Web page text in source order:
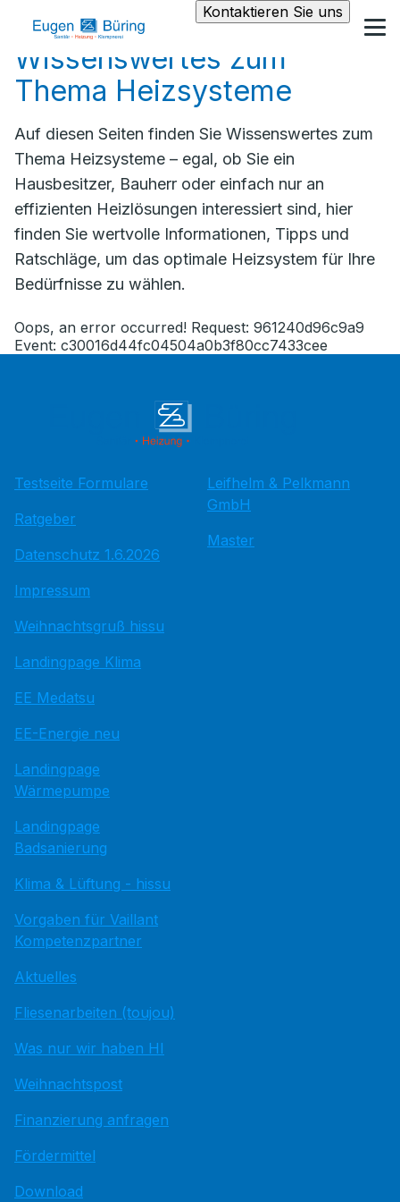
Kontaktieren Sie uns
Wissenswertes zum
Thema Heizsysteme
Auf diesen Seiten finden Sie Wissenswertes zum
Thema Heizsysteme – egal, ob Sie ein
Hausbesitzer, Bauherr oder einfach nur an
effizienten Heizlösungen interessiert sind, hier
finden Sie wertvolle Informationen, Tipps und
Ratschläge, um das optimale Heizsystem für Ihre
Bedürfnisse zu wählen.
Oops, an error occurred! Request: 961240d96c9a9
Event: c30016d44fc04504a0b3f80cc7433cee
Testseite Formulare
Ratgeber
Datenschutz 1.6.2026
Impressum
Weihnachtsgruß hissu
Landingpage Klima
EE Medatsu
EE-Energie neu
Landingpage
Wärmepumpe
Landingpage
Badsanierung
Klima & Lüftung - hissu
Vorgaben für Vaillant
Kompetenzpartner
Aktuelles
Fliesenarbeiten (toujou)
Was nur wir haben HI
Weihnachtspost
Finanzierung anfragen
Fördermittel
Download
Leifhelm & Pelkmann
GmbH
Master